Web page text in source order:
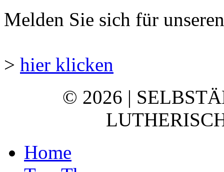
Melden Sie sich für
> hier klicken
© 2026 |
Home